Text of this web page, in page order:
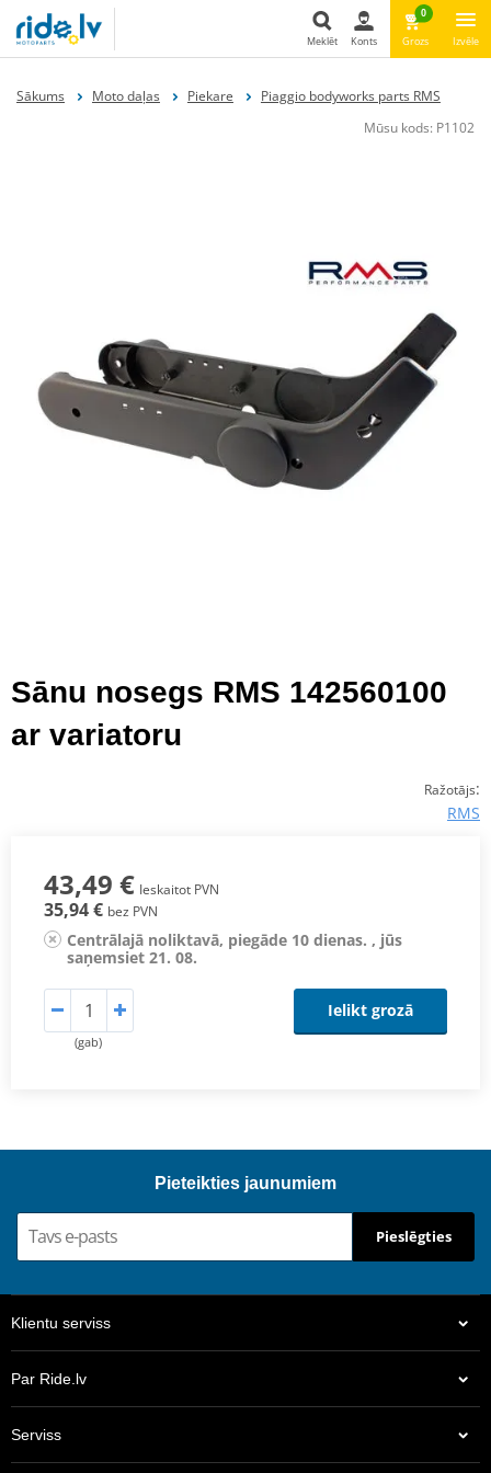
Meklēt
Meklēt Konts
0
Grozs Izvēle
Sākums Moto daļas Piekare
Piaggio bodyworks parts RMS
Mūsu kods: P1102
Sānu nosegs RMS 142560100
ar variatoru
Ražotājs:
RMS
43,49 € Ieskaitot PVN
35,94 € bez PVN
Centrālajā noliktavā, piegāde 10 dienas. , jūs
saņemsiet 21. 08.
(gab)
Ielikt grozā
Pieteikties jaunumiem
Pieslēgties
Klientu serviss
Par Ride.lv
Serviss